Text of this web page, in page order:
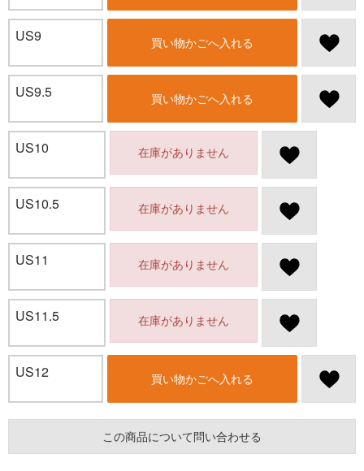
US9 買い物かごへ入れる
US9.5 買い物かごへ入れる
US10 在庫がありません
US10.5 在庫がありません
US11 在庫がありません
US11.5 在庫がありません
US12 買い物かごへ入れる
この商品について問い合わせる